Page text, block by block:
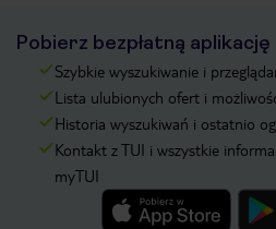
Pobierz bezpłatną aplikację
Szybkie wyszukiwanie i
Lista ulubionych ofert i
Historia wyszukiwań i ostatnio
Kontakt z TUI i wszystkie
myTUI